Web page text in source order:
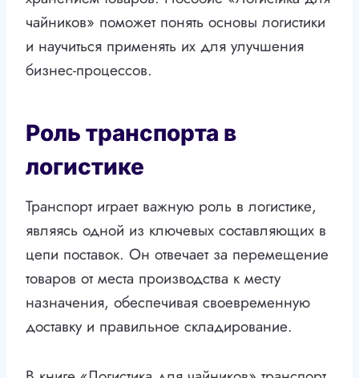
чайников» поможет понять основы логистики
и научиться применять их для улучшения
бизнес-процессов.
Роль транспорта в
логистике
Транспорт играет важную роль в логистике,
являясь одной из ключевых составляющих в
цепи поставок. Он отвечает за перемещение
товаров от места производства к месту
назначения, обеспечивая своевременную
доставку и правильное складирование.